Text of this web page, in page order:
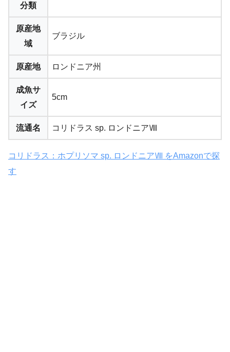
分類
原産地
域
ブラジル
原産地 ロンドニア州
成魚サ
イズ
5cm
流通名 コリドラス sp. ロンドニアⅧ
コリドラス：ホプリソマ sp. ロンドニアⅧ をAmazonで探
す